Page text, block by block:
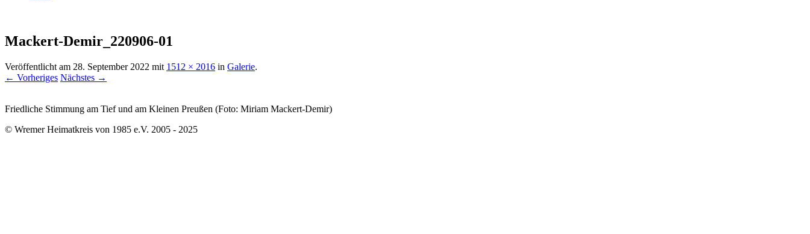
Mackert-Demir_220906-01
Veröffentlicht am 28. September 2022 mit 1512 × 2016 in Galerie.
← Vorheriges Nächstes →
Friedliche Stimmung am Tief und am Kleinen Preußen (Foto: Miriam Mackert-Demir)
© Wremer Heimatkreis von 1985 e.V. 2005 - 2025